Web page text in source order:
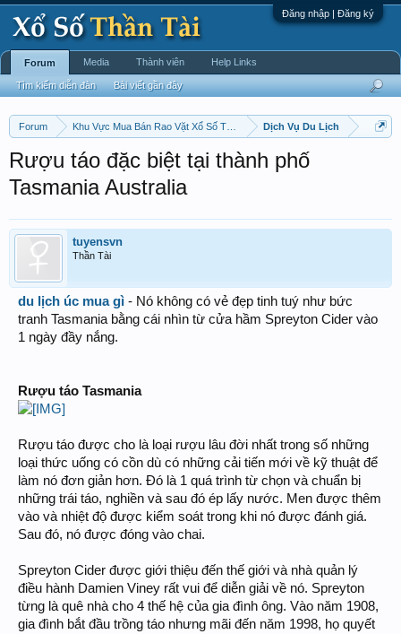
Đăng nhập | Đăng ký
Forum Khu Vực Mua Bán Rao Vặt Xổ Số Thần Tài Chấm Cơm !
Dịch Vụ Du Lịch
Rượu táo đặc biệt tại thành phố
Tasmania Australia
tuyensvn
Thần Tài
du lịch úc mua gì - Nó không có vẻ đẹp tinh tuý như bức
tranh Tasmania bằng cái nhìn từ cửa hầm Spreyton Cider vào
1 ngày đầy nắng.
Rượu táo Tasmania
Rượu táo được cho là loại rượu lâu đời nhất trong số những
loại thức uống có cồn dù có những cải tiến mới về kỹ thuật để
làm nó đơn giản hơn. Đó là 1 quá trình từ chọn và chuẩn bị
những trái táo, nghiền và sau đó ép lấy nước. Men được thêm
vào và nhiệt độ được kiểm soát trong khi nó được đánh giá.
Sau đó, nó được đóng vào chai.
Spreyton Cider được giới thiệu đến thế giới và nhà quản lý
điều hành Damien Viney rất vui để diễn giải về nó. Spreyton
từng là quê nhà cho 4 thế hệ của gia đình ông. Vào năm 1908,
gia đình bắt đầu trồng táo nhưng mãi đến năm 1998, họ quyết
Forum
Tìm kiếm diễn đàn Bài viết gần đây
Media Thành viên Help Links